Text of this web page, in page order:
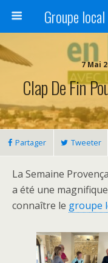
Groupe
7 Mai
Clap De Fin
Partager Tweeter
La Semaine
a été une
connaître le groupe